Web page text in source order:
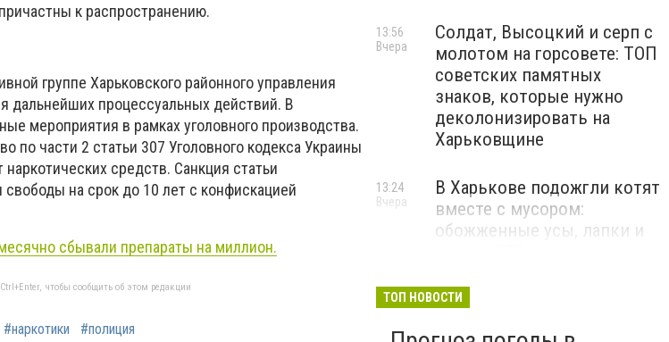
к распространению.
группе Харьковского районного управления
дальнейших процессуальных действий. В
мероприятия в рамках уголовного производства.
по части 2 статьи 307 Уголовного кодекса Украины
средств. Санкция статьи
на срок до 10 лет с конфискацией
сбывали препараты на миллион.
чтобы сообщить об этом редакции
#наркотики #полиция
Солдат, Высоцкий и серп с
молотом на горсовете: ТОП
советских памятных
знаков, которые нужно
деколонизировать на
Харьковщине
13:56
Вчера
В Харькове подожгли котят
вместе с мусором:
обожженные усы, лапки и
13:24
Вчера
100 тысяч за работу в ГСЧС
12:47
ТОП НОВОСТИ